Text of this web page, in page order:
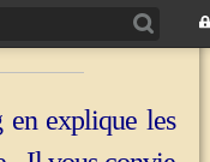
en explique les